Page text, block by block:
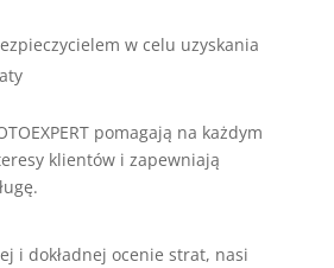
w celu uzyskania
pomagają na każdym
klientów i zapewniają
i dokładnej ocenie strat, nasi